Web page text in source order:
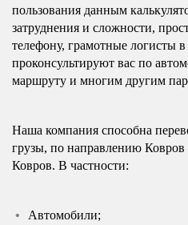
пользования данным
затруднения и сложности,
телефону, грамотные логисты в
проконсультируют вас по
маршруту и многим другим
Наша компания способна
грузы, по направлению Ковров
Ковров. В частности:
Автомобили;